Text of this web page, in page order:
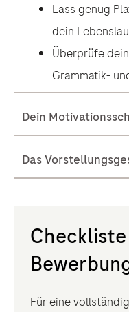
Lass genug
dein
Überprüfe
Grammatik-
Dein
Das
Checkliste
Für eine